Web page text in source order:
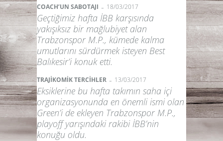
COACH’UN SABOTAJI - 18/03/2017
Geçtiğimiz hafta İBB karşısında
yakışıksız bir mağlubiyet alan
Trabzonspor M.P., kümede kalma
umutlarını sürdürmek isteyen Best
Balıkesir’i konuk etti.
TRAJİKOMİK TERCİHLER - 13/03/2017
Eksiklerine bu hafta takımın saha içi
organizasyonunda en önemli ismi olan
Green’i de ekleyen Trabzonspor M.P.,
playoff yarışındaki rakibi İBB’nin
konuğu oldu.